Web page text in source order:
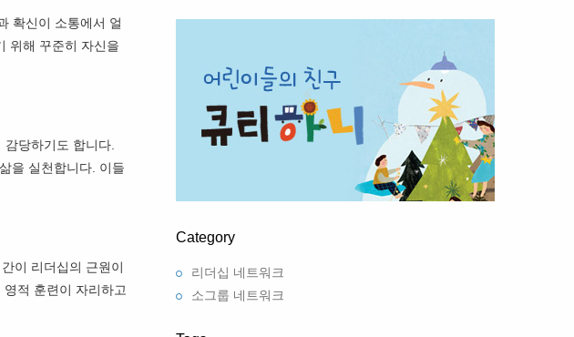
확신이 소통에서 얼
위해 꾸준히 자신을
당하기도 합니다.
을 실천합니다. 이들
이 리더십의 근원이
적 훈련이 자리하고
Category
리더십 네트워크
소그룹 네트워크